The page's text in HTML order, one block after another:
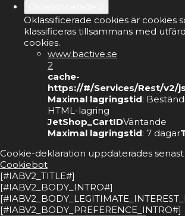
Oklassificerade cookies är cookies
klassificeras tillsammans med
cookies.
www.bactive.se
2
cache-
https://#/Services/Rest/v2/
Maximal lagringstid:
HTML-lagring
JetShop_CartIDVäntande
Maximal lagringstid: 7 dagar
Cookie-deklaration uppdaterades senast
Cookiebot
[#IABV2_TITLE#]
[#IABV2_BODY_INTRO#]
[#IABV2_BODY_PREFERENCE_INTRO#]